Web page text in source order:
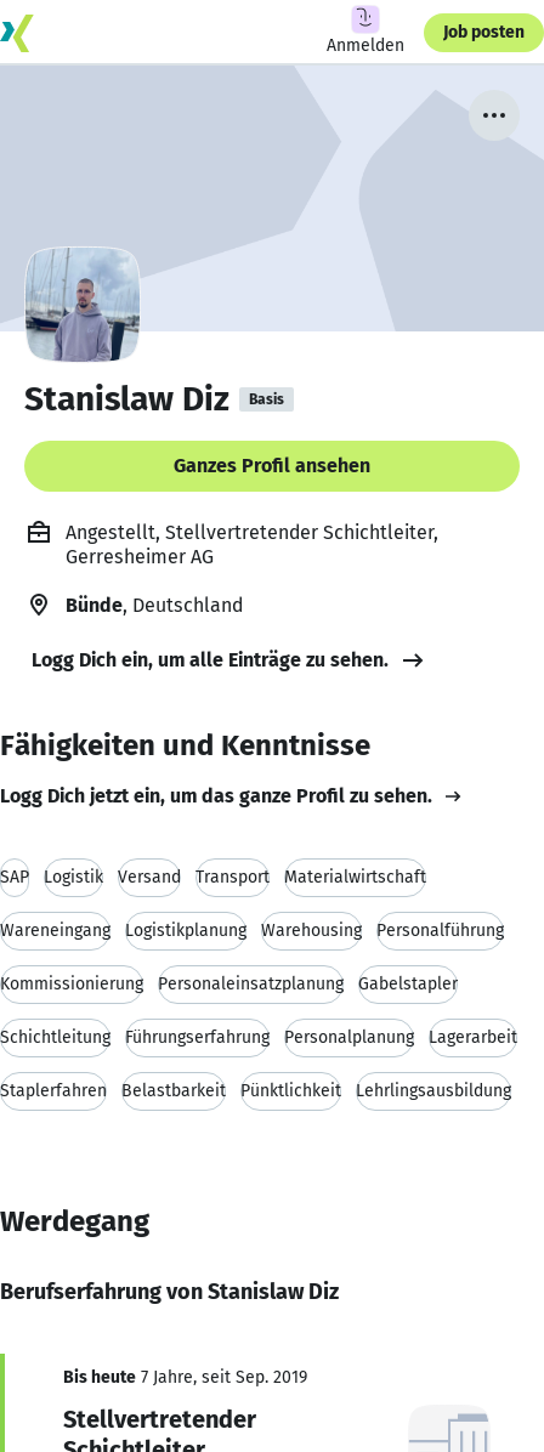
Anmelden
Job posten
Stanislaw Diz Basis
Ganzes Profil ansehen
Angestellt, Stellvertretender Schichtleiter,
Gerresheimer AG
Bünde, Deutschland
Logg Dich ein, um alle Einträge zu sehen.
Fähigkeiten und Kenntnisse
Logg Dich jetzt ein, um das ganze Profil zu sehen.
SAP Logistik Versand Transport Materialwirtschaft
Wareneingang Logistikplanung Warehousing Personalführung
Kommissionierung Personaleinsatzplanung Gabelstapler
Schichtleitung Führungserfahrung Personalplanung Lagerarbeit
Staplerfahren Belastbarkeit Pünktlichkeit Lehrlingsausbildung
Werdegang
Berufserfahrung von Stanislaw Diz
Bis heute 7 Jahre, seit Sep. 2019
Stellvertretender